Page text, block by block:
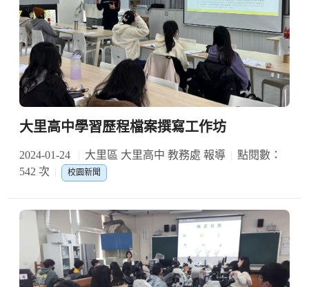
大里高中學習歷程檔案撰寫工作坊
2024-01-24 大里區 大里高中 教務處 報導
點閱數：
542 次
校園新聞